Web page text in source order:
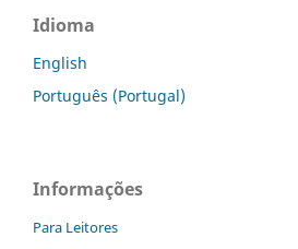
Idioma
English
Português (Portugal)
Informações
Para Leitores